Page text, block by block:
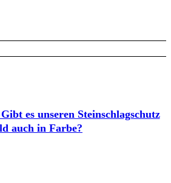
es unseren Steinschlagschutz
auch in Farbe?